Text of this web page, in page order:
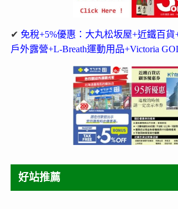
✔ 免稅+5%優惠：大丸松坂屋+近鐵百貨
戶外露營+L-Breath運動用品+Victoria
好站推薦